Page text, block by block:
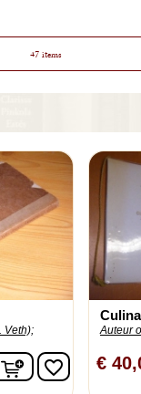
47 items
Veth);
In winkelwagen
favorite_border
Auteur
€